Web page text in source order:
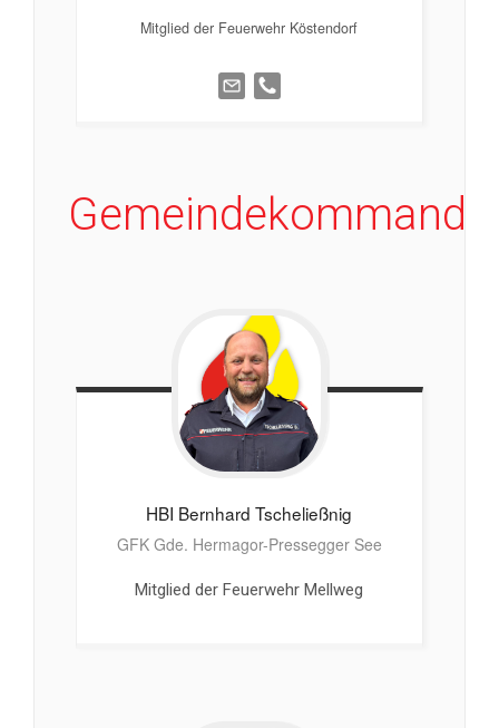
Mitglied der Feuerwehr Köstendorf
HBI Bernhard Tscheließnig
GFK Gde. Hermagor-Pressegger See
Mitglied der Feuerwehr Mellweg